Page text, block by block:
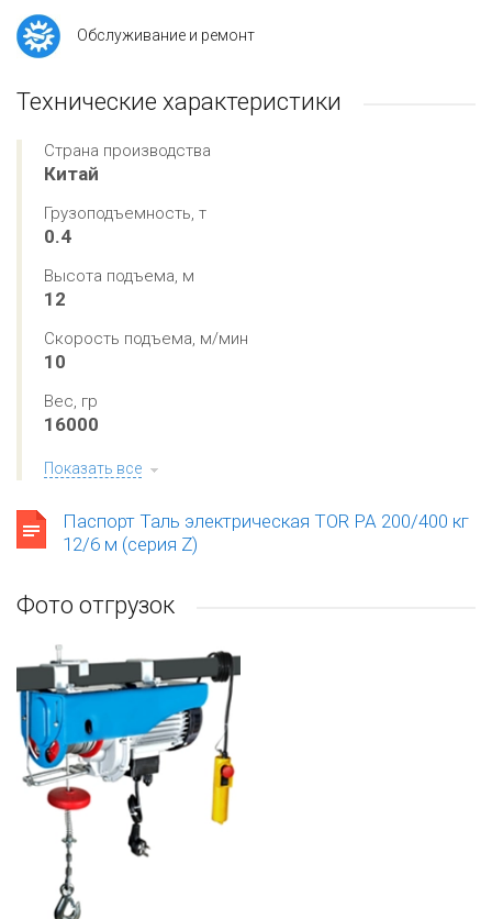
Обслуживание и ремонт
Технические характеристики
Страна производства
Китай
Грузоподъемность, т
0.4
Высота подъема, м
12
Скорость подъема, м/мин
10
Вес, гр
16000
Показать все
Паспорт Таль электрическая TOR PA 200/400 кг
12/6 м (серия Z)
Фото отгрузок